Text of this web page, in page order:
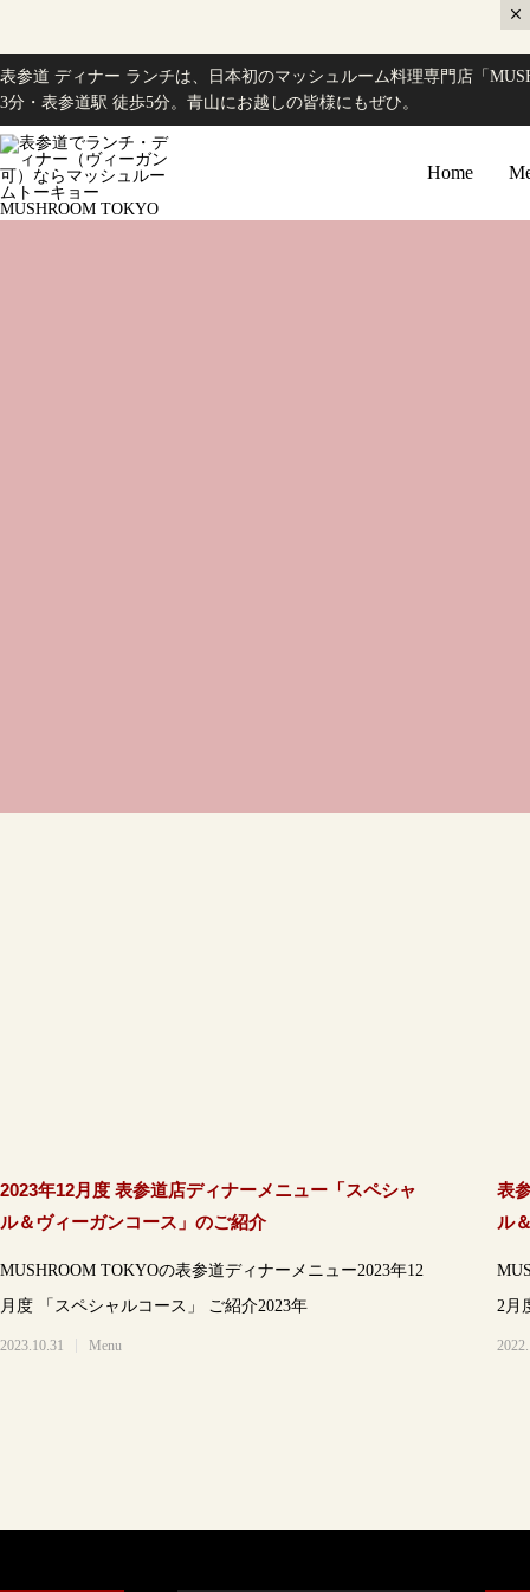
表参道 ディナー ランチは、日本初のマッシュルーム料理専門店「
3分・表参道駅 徒歩5分。青山にお越しの皆様にもぜひ。
Home
2023年12月度 表参道店ディナーメニュー「スペシャ
ル＆ヴィーガンコース」のご紹介
MUSHROOM TOKYOの表参道ディナーメニュー2023年12
月度 「スペシャルコース」 ご紹介2023年
2023.10.31 Menu
表
ル